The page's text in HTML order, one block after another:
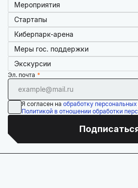
Мероприятия
Стартапы
Киберпарк-арена
Меры гос. поддержки
Экскурсии
Эл. почта
Я согласен на обработку
Политикой в отношении обработки